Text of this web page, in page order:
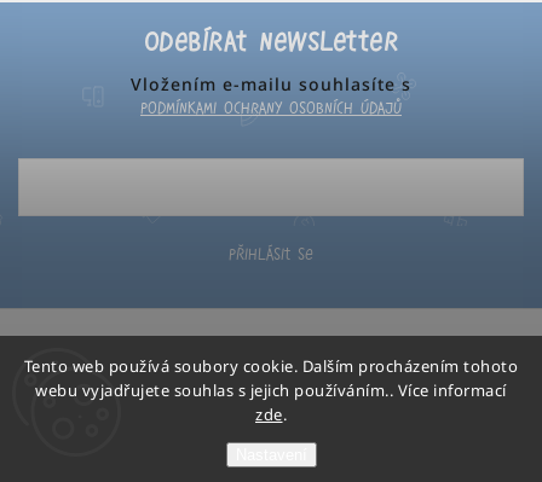
Tento web používá soubory cookie. Dalším procházením tohoto
webu vyjadřujete souhlas s jejich používáním.. Více informací
zde.
Odebírat newsletter
Vložením e-mailu souhlasíte s
podmínkami ochrany osobních údajů
Přihlásit se
Poketo
Grafický návrh vytvořil a nakódoval